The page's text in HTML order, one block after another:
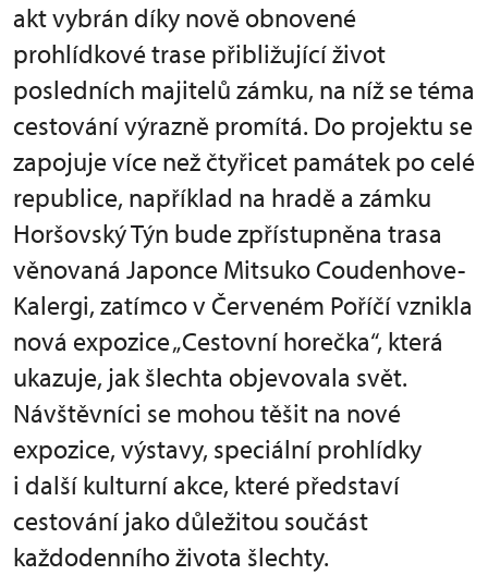
akt vybrán díky nově obnovené
prohlídkové trase přibližující život
posledních majitelů zámku, na níž se téma
cestování výrazně promítá. Do projektu se
zapojuje více než čtyřicet památek po celé
republice, například na hradě a zámku
Horšovský Týn bude zpřístupněna trasa
věnovaná Japonce Mitsuko Coudenhove-
Kalergi, zatímco v Červeném Poříčí vznikla
nová expozice „Cestovní horečka“, která
ukazuje, jak šlechta objevovala svět.
Návštěvníci se mohou těšit na nové
expozice, výstavy, speciální prohlídky
i další kulturní akce, které představí
cestování jako důležitou součást
každodenního života šlechty.